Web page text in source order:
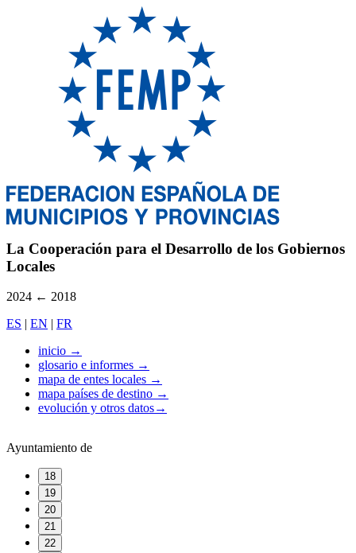
La Cooperación para el Desarrollo de los Gobiernos
Locales
2024 ← 2018
ES | EN | FR
inicio →
glosario e informes →
mapa de entes locales →
mapa países de destino →
evolución y otros datos→
Ayuntamiento de
18
19
20
21
22